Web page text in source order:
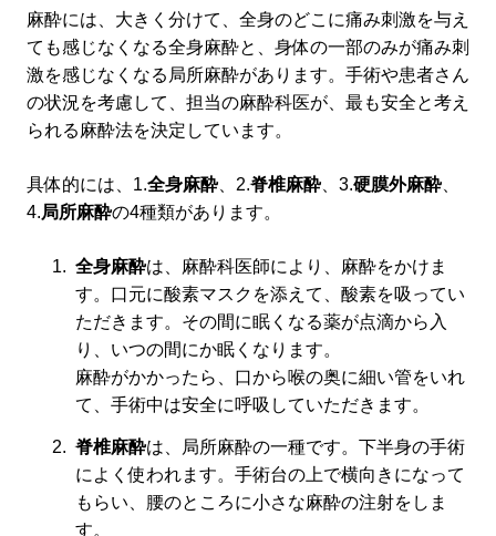
麻酔には、大きく分けて、全身のどこに痛み刺激を与え
ても感じなくなる全身麻酔と、身体の一部のみが痛み刺
激を感じなくなる局所麻酔があります。手術や患者さん
の状況を考慮して、担当の麻酔科医が、最も安全と考え
られる麻酔法を決定しています。
具体的には、1.全身麻酔 、2.脊椎麻酔 、3.硬膜外麻酔
4.局所麻酔の4種類があります。
全身麻酔は、麻酔科医師により、麻酔をかけま
す。口元に酸素マスクを添えて、酸素を吸ってい
ただきます。その間に眠くなる薬が点滴から入
り、いつの間にか眠くなります。
麻酔がかかったら、口から喉の奥に細い管をいれ
て、手術中は安全に呼吸していただきます。
脊椎麻酔は、局所麻酔の一種です。下半身の手術
によく使われます。手術台の上で横向きになって
もらい、腰のところに小さな麻酔の注射をしま
す。